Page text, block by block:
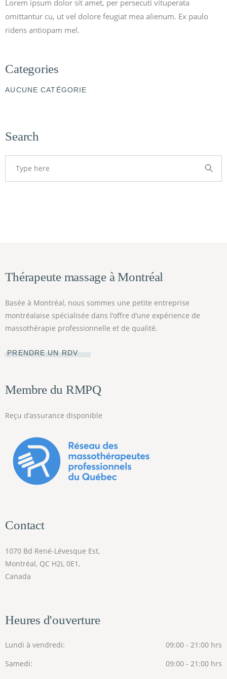
Lorem ipsum dolor sit amet, per persecuti vituperata
omittantur cu, ut vel dolore feugiat mea alienum. Ex paulo
ridens antiopam mel.
Categories
AUCUNE CATÉGORIE
Search
Thérapeute massage à Montréal
Basée à Montréal, nous sommes une petite entreprise
montréalaise spécialisée dans l’offre d’une expérience de
massothérapie professionnelle et de qualité.
PRENDRE UN RDV
Membre du RMPQ
Reçu d’assurance disponible
Contact
1070 Bd René-Lévesque Est,
Montréal, QC H2L 0E1,
Canada
Heures d'ouverture
Lundi à vendredi
09:00 - 21:00 hrs
Samedi
09:00 - 21:00 hrs